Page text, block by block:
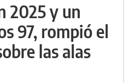
2025 y un
97, rompió el
las alas